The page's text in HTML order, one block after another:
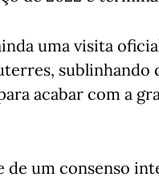
uma visita
acabar com a
de um consenso